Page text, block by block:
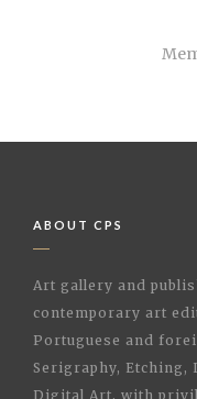
ABOUT CPS
Art gallery and
contemporary art
Portuguese and
Serigraphy, Etching,
Digital Art, with